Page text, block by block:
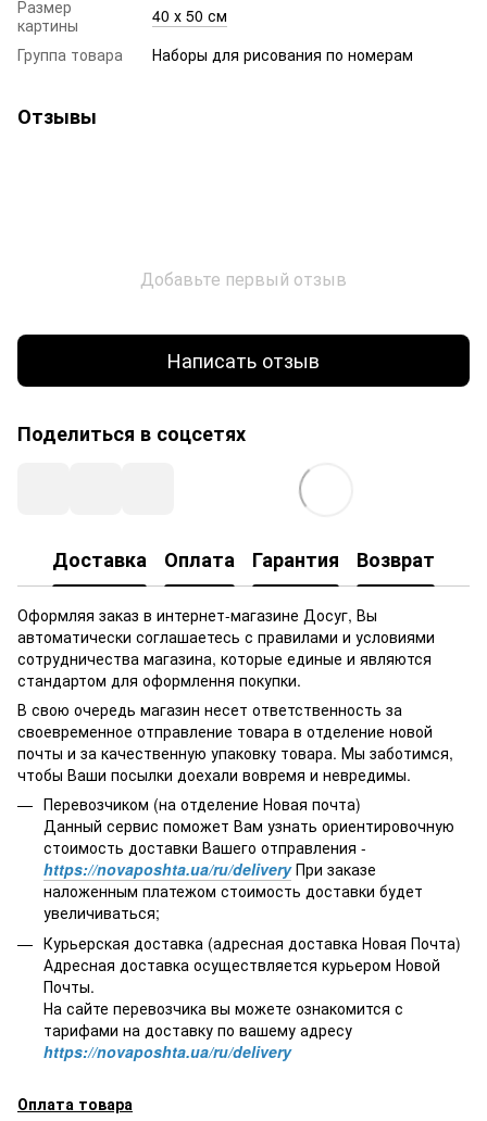
Размер
картины
40 х 50 см
Группа товара
Наборы для рисования по номерам
Отзывы
Добавьте первый отзыв
Написать отзыв
Поделиться в соцсетях
Доставка Оплата Гарантия Возврат
Оформляя заказ в интернет-магазине Досуг, Вы
автоматически соглашаетесь с правилами и условиями
сотрудничества магазина, которые единые и являются
стандартом для оформлення покупки.
В свою очередь магазин несет ответственность за
своевременное отправление товара в отделение новой
почты и за качественную упаковку товара. Мы заботимся,
чтобы Ваши посылки доехали вовремя и невредимы.
Перевозчиком (на отделение Новая почта)
Данный сервис поможет Вам узнать ориентировочную
стоимость доставки Вашего отправления -
https://novaposhta.ua/ru/deliveryПри заказе
наложенным платежом стоимость доставки будет
увеличиваться;
Курьерская доставка (адресная доставка Новая Почта)
Адресная доставка осуществляется курьером Новой
Почты.
На сайте перевозчика вы можете ознакомится с
тарифами на доставку по вашему адресу
https://novaposhta.ua/ru/delivery
Оплата товара